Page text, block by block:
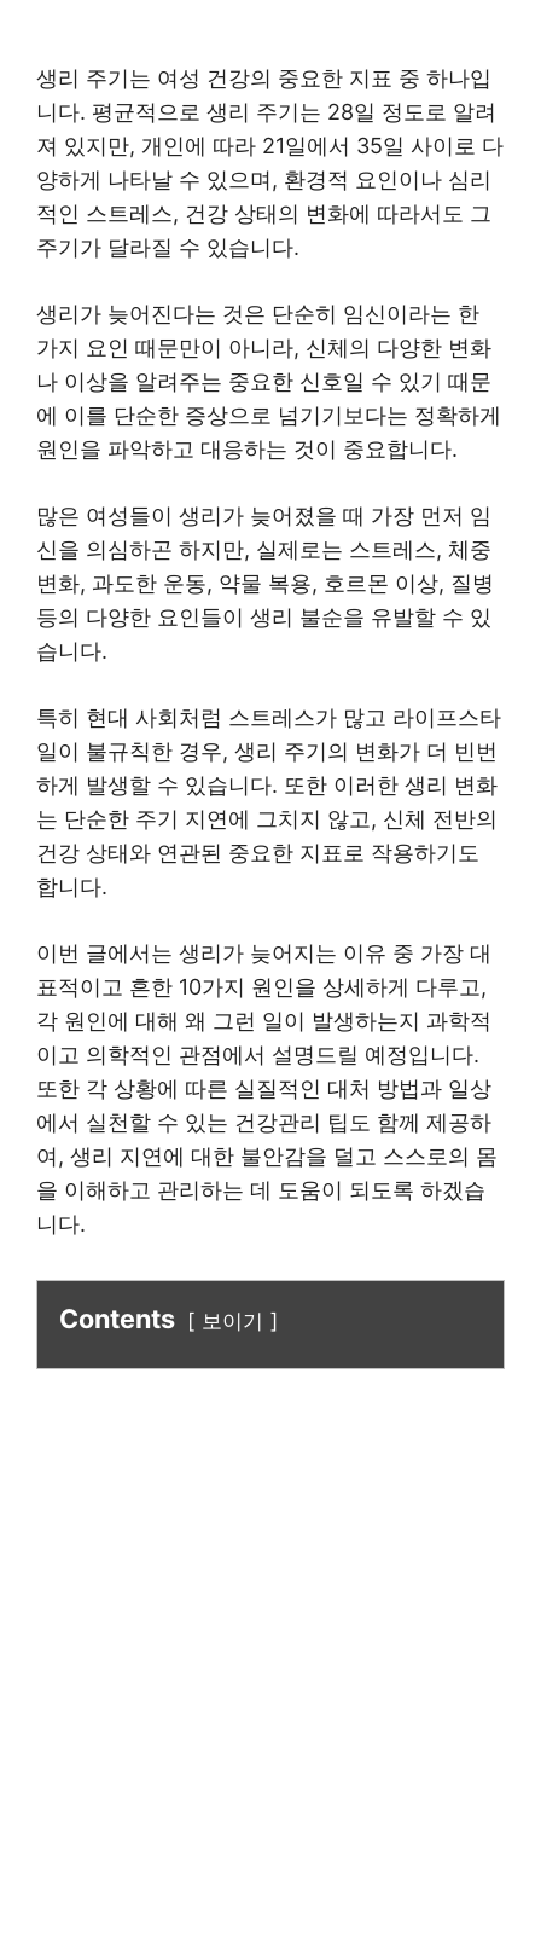
생리 주기는 여성 건강의 중요한 지표 중 하나입
니다. 평균적으로 생리 주기는 28일 정도로 알려
져 있지만, 개인에 따라 21일에서 35일 사이로 다
양하게 나타날 수 있으며, 환경적 요인이나 심리
적인 스트레스, 건강 상태의 변화에 따라서도 그
주기가 달라질 수 있습니다.
생리가 늦어진다는 것은 단순히 임신이라는 한
가지 요인 때문만이 아니라, 신체의 다양한 변화
나 이상을 알려주는 중요한 신호일 수 있기 때문
에 이를 단순한 증상으로 넘기기보다는 정확하게
원인을 파악하고 대응하는 것이 중요합니다.
많은 여성들이 생리가 늦어졌을 때 가장 먼저 임
신을 의심하곤 하지만, 실제로는 스트레스, 체중
변화, 과도한 운동, 약물 복용, 호르몬 이상, 질병
등의 다양한 요인들이 생리 불순을 유발할 수 있
습니다.
특히 현대 사회처럼 스트레스가 많고 라이프스타
일이 불규칙한 경우, 생리 주기의 변화가 더 빈번
하게 발생할 수 있습니다. 또한 이러한 생리 변화
는 단순한 주기 지연에 그치지 않고, 신체 전반의
건강 상태와 연관된 중요한 지표로 작용하기도
합니다.
이번 글에서는 생리가 늦어지는 이유 중 가장 대
표적이고 흔한 10가지 원인을 상세하게 다루고,
각 원인에 대해 왜 그런 일이 발생하는지 과학적
이고 의학적인 관점에서 설명드릴 예정입니다.
또한 각 상황에 따른 실질적인 대처 방법과 일상
에서 실천할 수 있는 건강관리 팁도 함께 제공하
여, 생리 지연에 대한 불안감을 덜고 스스로의 몸
을 이해하고 관리하는 데 도움이 되도록 하겠습
니다.
Contents 보이기